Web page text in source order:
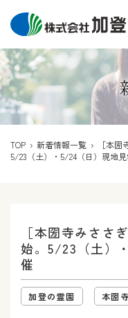
to
TOP › 新着情報一覧 › ［本圀
5/23（土）・5/24（日）現地
［本圀寺みささ
始。5/23（土）
催
加登の霊園 本圀